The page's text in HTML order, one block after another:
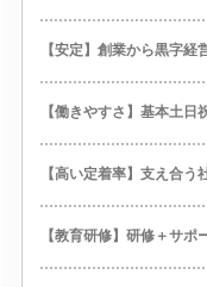
【安定】創業から黒字経
【働きやすさ】基本土日
【高い定着率】支え合う
【教育研修】研修＋サポ